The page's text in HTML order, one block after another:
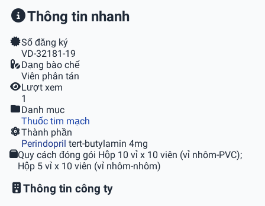
Thông tin nhanh
Số đăng ký
VD-32181-19
Dạng bào chế
Viên phân tán
Lượt xem
1
Danh mục
Thuốc tim mạch
Thành phần
Perindopril tert-butylamin 4mg
Quy cách đóng gói Hộp 10 vỉ x 10 viên (vỉ nhôm-PVC);
Hộp 5 vỉ x 10 viên (vỉ nhôm-nhôm)
Thông tin công ty